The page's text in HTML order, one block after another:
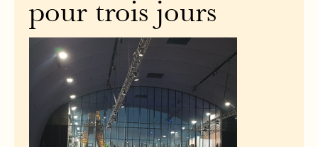
pour trois jours